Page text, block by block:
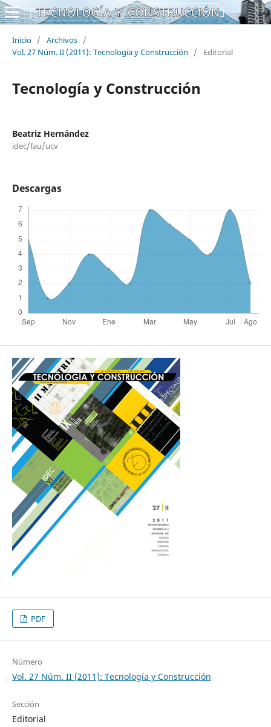
Inicio / Archivos /
Vol. 27 Núm. II (2011): Tecnología y Construcción
/ Editorial
Tecnología y Construcción
Beatriz Hernández
idec/fau/ucv
Descargas
PDF
Número
Vol. 27 Núm. II (2011): Tecnología y Construcción
Sección
Editorial